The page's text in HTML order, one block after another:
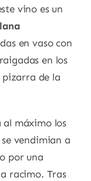
vino es un
en vaso con
en los
pizarra de la
al máximo los
vendimian a
por una
racimo. Tras